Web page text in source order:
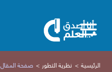
الرئيسية نظرية التطور صفحة المقال